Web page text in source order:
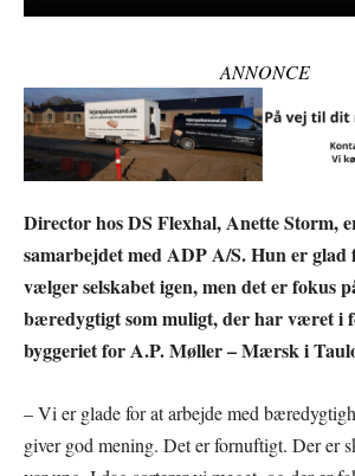
ANNONCE
Director hos DS Flexhal, Anette Storm,
samarbejdet med ADP A/S. Hun er
vælger selskabet igen, men det er fokus
bæredygtigt som muligt, der har været i
byggeriet for A.P. Møller – Mærsk i
– Vi er glade for at arbejde med
giver god mening. Det er fornuftigt. Der er